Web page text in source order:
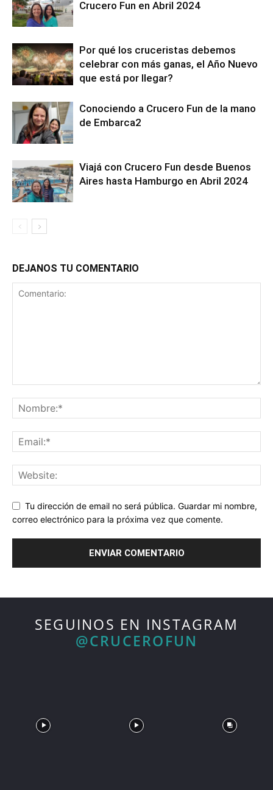
Crucero Fun en Abril 2024
Por qué los cruceristas debemos
celebrar con más ganas, el Año Nuevo
que está por llegar?
Conociendo a Crucero Fun de la mano
de Embarca2
Viajá con Crucero Fun desde Buenos
Aires hasta Hamburgo en Abril 2024
DEJANOS TU COMENTARIO
Tu dirección de email no será pública. Guardar mi nombre,
correo electrónico para la próxima vez que comente.
SEGUINOS EN INSTAGRAM
@CRUCEROFUN